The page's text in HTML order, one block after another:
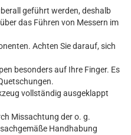
geführt werden, deshalb
das Führen von Messern im
Achten Sie darauf, sich
besonders auf Ihre Finger. Es
vollständig ausgeklappt
Missachtung der o. g.
Handhabung